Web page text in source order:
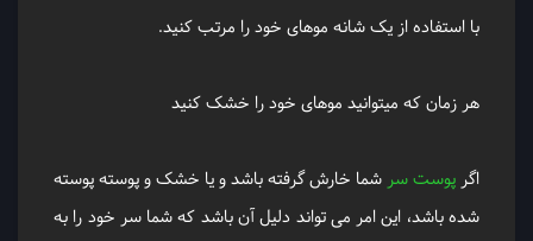
با استفاده از یک شانه موهای خود را مرتب کنید.
هر زمان که میتوانید موهای خود را خشک کنید
اگرپوست سرشما خارش گرفته باشد و یا خشک و پوسته پوسته
شده باشد، این امر می تواند دلیل آن باشد که شما سر خود را به